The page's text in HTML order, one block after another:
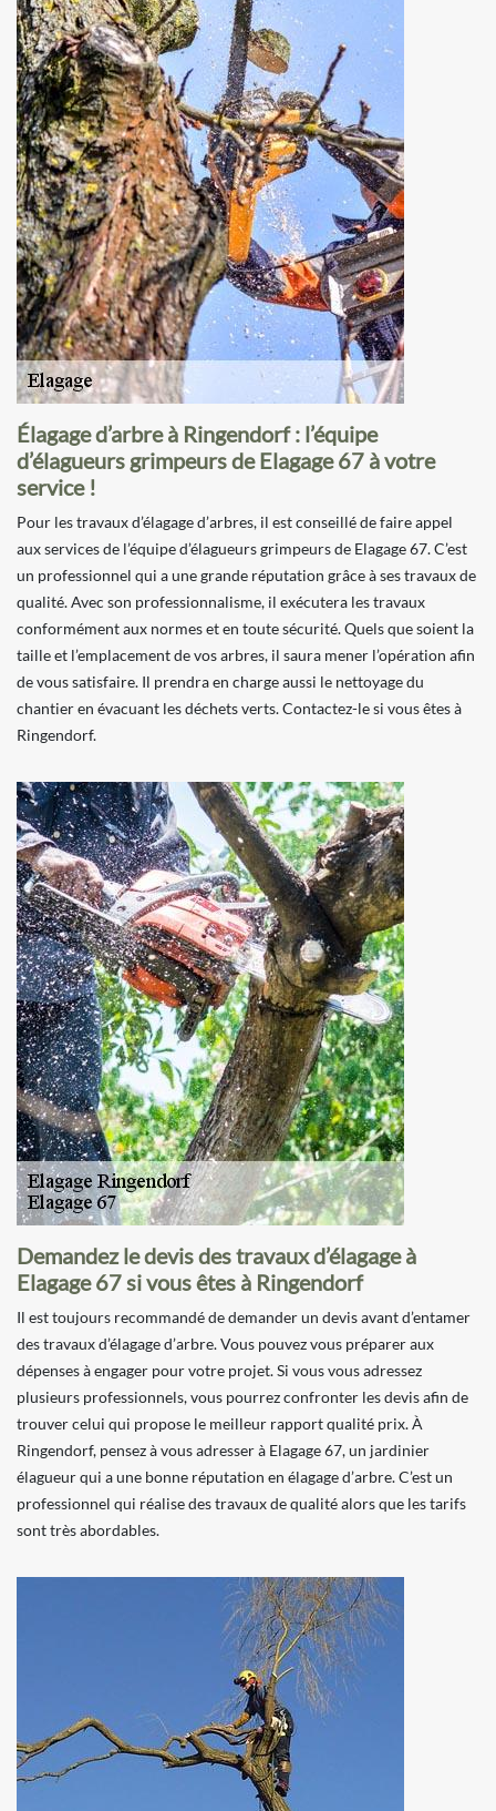
Élagage d’arbre à Ringendorf : l’équipe
d’élagueurs grimpeurs de Elagage 67 à votre
service !
Pour les travaux d’élagage d’arbres, il est conseillé de faire appel
aux services de l’équipe d’élagueurs grimpeurs de Elagage 67. C’est
un professionnel qui a une grande réputation grâce à ses travaux de
qualité. Avec son professionnalisme, il exécutera les travaux
conformément aux normes et en toute sécurité. Quels que soient la
taille et l’emplacement de vos arbres, il saura mener l’opération afin
de vous satisfaire. Il prendra en charge aussi le nettoyage du
chantier en évacuant les déchets verts. Contactez-le si vous êtes à
Ringendorf.
Demandez le devis des travaux d’élagage à
Elagage 67 si vous êtes à Ringendorf
Il est toujours recommandé de demander un devis avant d’entamer
des travaux d’élagage d’arbre. Vous pouvez vous préparer aux
dépenses à engager pour votre projet. Si vous vous adressez
plusieurs professionnels, vous pourrez confronter les devis afin de
trouver celui qui propose le meilleur rapport qualité prix. À
Ringendorf, pensez à vous adresser à Elagage 67, un jardinier
élagueur qui a une bonne réputation en élagage d’arbre. C’est un
professionnel qui réalise des travaux de qualité alors que les tarifs
sont très abordables.